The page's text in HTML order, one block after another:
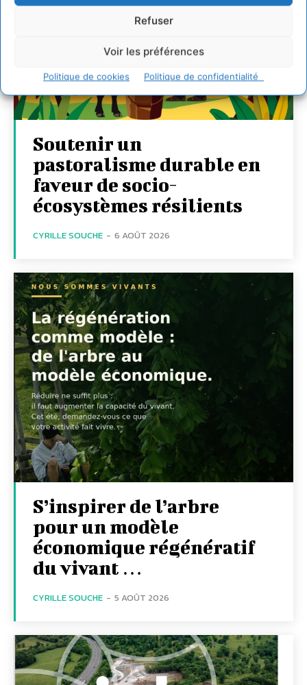
Refuser
Voir les préférences
Politique de cookies Politique de confidentialité
Soutenir un
pastoralisme durable en
faveur de socio-
écosystèmes résilients
CYRILLE SOUCHE - 6 AOÛT 2026
S’inspirer de l’arbre
pour un modèle
économique régénératif
du vivant …
CYRILLE SOUCHE - 5 AOÛT 2026